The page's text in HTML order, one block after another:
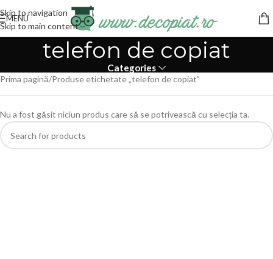
Skip to navigation
Skip to main content
MENU
telefon de copiat
Categories
Prima pagină Produse etichetate „telefon de copiat”
Nu a fost găsit niciun produs care să se potrivească cu selecția ta.